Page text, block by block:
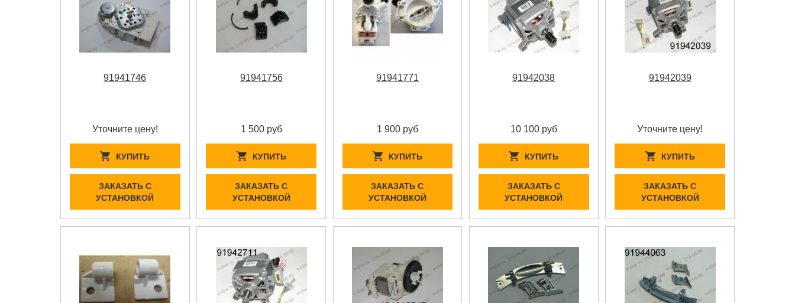
91941746
Уточните цену!
КУПИТЬ
ЗАКАЗАТЬ С
УСТАНОВКОЙ
91941756
1 500 руб
КУПИТЬ
ЗАКАЗАТЬ С
УСТАНОВКОЙ
91941771
1 900 руб
КУПИТЬ
ЗАКАЗАТЬ С
УСТАНОВКОЙ
91942038
10 100 руб
КУПИТЬ
ЗАКАЗАТЬ С
УСТАНОВКОЙ
91942039
Уточните цену!
КУПИТЬ
ЗАКАЗАТЬ С
УСТАНОВКОЙ